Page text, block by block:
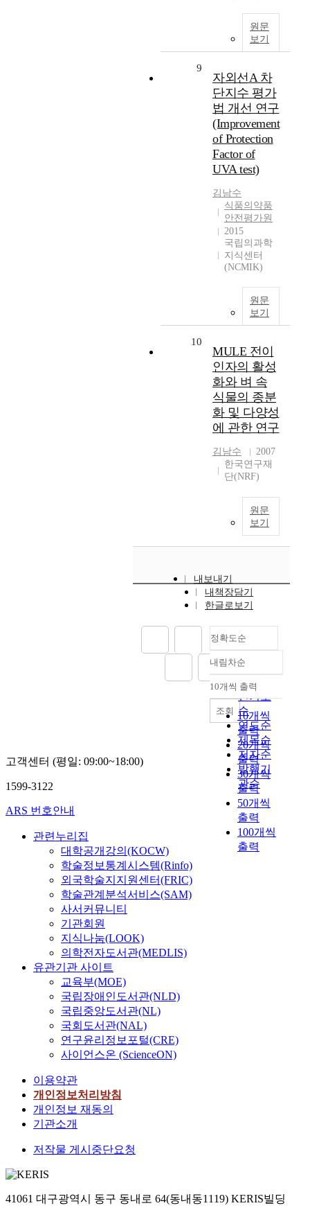
원문
보기
9
자외선A 차
단지수 평가
법 개선 연구
(Improvement
of Protection
Factor of
UVA test)
김남수
식품의약품
안전평가원
2015
국립의과학
지식센터
(NCMIK)
원문
보기
10
MULE 전이
인자의 활성
화와 벼 속
식물의 종분
화 및 다양성
에 관한 연구
김남수
2007
한국연구재
단(NRF)
원문
보기
내보내기
내책장담기
한글로보기
정확도순
정확도
순
인기도
순
연도순
제목순
저자순
발행기
관순
내림차순
내림차순
10개씩 출력
10개씩
출력
20개씩
출력
30개씩
출력
50개씩
출력
100개씩
출력
조회
고객센터 (평일: 09:00~18:00)
1599-3122
ARS 번호안내
관련누리집
대학공개강의(KOCW)
학술정보통계시스템(Rinfo)
외국학술지지원센터(FRIC)
학술관계분석서비스(SAM)
사서커뮤니티
기관회원
지식나눔(LOOK)
의학전자도서관(MEDLIS)
유관기관 사이트
교육부(MOE)
국립장애인도서관(NLD)
국립중앙도서관(NL)
국회도서관(NAL)
연구윤리정보포털(CRE)
사이언스온 (ScienceON)
이용약관
개인정보처리방침
개인정보 재동의
기관소개
저작물 게시중단요청
41061 대구광역시 동구 동내로 64(동내동1119) KERIS빌딩